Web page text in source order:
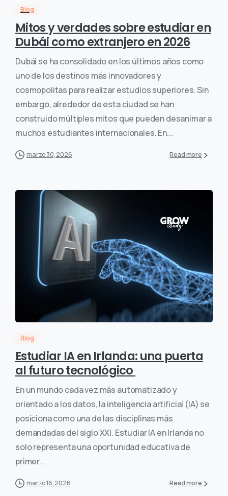
Blog
Mitos y verdades sobre estudiar en
Dubái como extranjero en 2026
Dubái se ha consolidado en los últimos años como
uno de los destinos más innovadores y
cosmopolitas para realizar estudios superiores. Sin
embargo, alrededor de esta ciudad se han
construido múltiples mitos que pueden desanimar a
muchos estudiantes internacionales. En...
marzo 30, 2026 Read more
Blog
Estudiar IA en Irlanda: una puerta
al futuro tecnológico
En un mundo cada vez más automatizado y
orientado a los datos, la inteligencia artificial (IA) se
posiciona como una de las disciplinas más
demandadas del siglo XXI. Estudiar IA en Irlanda no
solo representa una oportunidad educativa de
primer...
marzo 16, 2026 Read more